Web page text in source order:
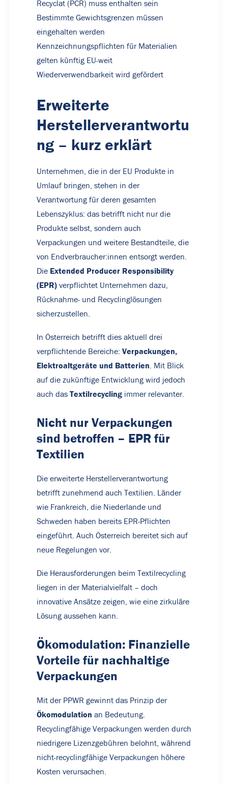
Recyclat (PCR) muss enthalten sein
Bestimmte Gewichtsgrenzen müssen
eingehalten werden
Kennzeichnungspflichten für Materialien
gelten künftig EU-weit
Wiederverwendbarkeit wird gefördert
Erweiterte
Herstellerverantwortu
ng – kurz erklärt
Unternehmen, die in der EU Produkte in
Umlauf bringen, stehen in der
Verantwortung für deren gesamten
Lebenszyklus: das betrifft nicht nur die
Produkte selbst, sondern auch
Verpackungen und weitere Bestandteile, die
von Endverbraucher:innen entsorgt werden.
Die Extended Producer Responsibility
(EPR) verpflichtet Unternehmen dazu,
Rücknahme- und Recyclinglösungen
sicherzustellen.
In Österreich betrifft dies aktuell drei
verpflichtende Bereiche: Verpackungen,
Elektroaltgeräte und Batterien . Mit Blick
auf die zukünftige Entwicklung wird jedoch
auch das Textilrecycling immer relevanter.
Nicht nur Verpackungen
sind betroffen – EPR für
Textilien
Die erweiterte Herstellerverantwortung
betrifft zunehmend auch Textilien. Länder
wie Frankreich, die Niederlande und
Schweden haben bereits EPR-Pflichten
eingeführt. Auch Österreich bereitet sich auf
neue Regelungen vor.
Die Herausforderungen beim Textilrecycling
liegen in der Materialvielfalt – doch
innovative Ansätze zeigen, wie eine zirkuläre
Lösung aussehen kann.
Ökomodulation: Finanzielle
Vorteile für nachhaltige
Verpackungen
Mit der PPWR gewinnt das Prinzip der
Ökomodulation an Bedeutung.
Recyclingfähige Verpackungen werden durch
niedrigere Lizenzgebühren belohnt, während
nicht-recyclingfähige Verpackungen höhere
Kosten verursachen.